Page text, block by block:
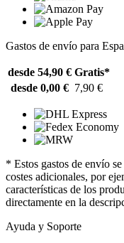
Gastos de envío para
desde 54,90 € Gratis*
desde 0,00 € 7,90 €
* Estos gastos de envío
costes adicionales, por
características de los
directamente en la
Ayuda y Soporte